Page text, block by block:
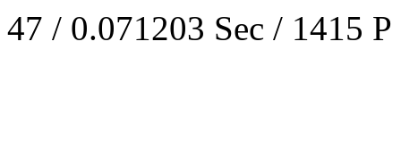
47 / 0.071203 Sec / 1415